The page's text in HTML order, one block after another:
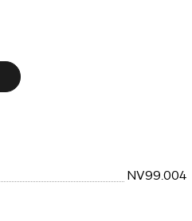
NV99.004